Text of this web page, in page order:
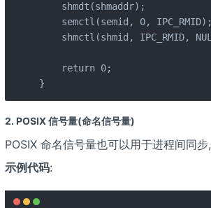
    shmdt(shmaddr);
    semctl(semid, 0, IPC_RMID);
shmctl(shmid, IPC_RMID,
    return 0;
}
2. POSIX 信号量(命名信号量)
POSIX 命名信号量也可以用于进程间同
示例代码: